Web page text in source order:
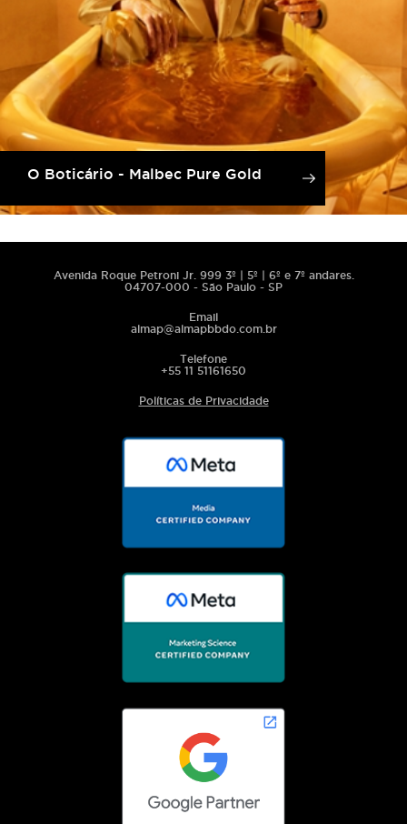
O Boticário - Malbec Pure Gold
Avenida Roque Petroni Jr. 999 3º | 5º | 6º e 7º andares.
04707-000 - São Paulo - SP
Email
almap@almapbbdo.com.br
Telefone
+55 11 51161650
Políticas de Privacidade